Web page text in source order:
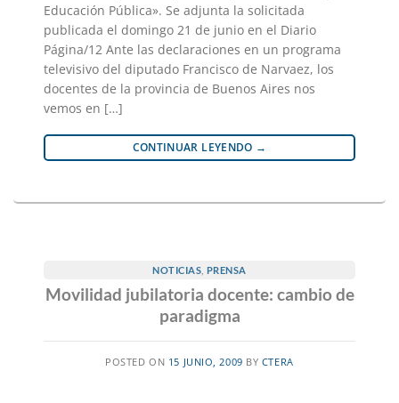
Educación Pública». Se adjunta la solicitada
publicada el domingo 21 de junio en el Diario
Página/12 Ante las declaraciones en un programa
televisivo del diputado Francisco de Narvaez, los
docentes de la provincia de Buenos Aires nos
vemos en […]
CONTINUAR LEYENDO →
NOTICIAS PRENSA
Movilidad jubilatoria docente: cambio de
paradigma
POSTED ON 15 JUNIO, 2009 BY CTERA